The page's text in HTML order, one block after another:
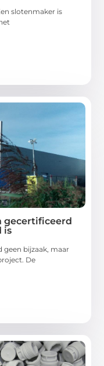
slotenmaker is
gecertificeerd
is
bijzaak, maar
De